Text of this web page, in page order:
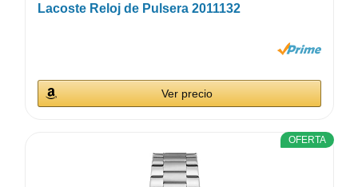
Lacoste Reloj de Pulsera 2011132
Ver precio
OFERTA